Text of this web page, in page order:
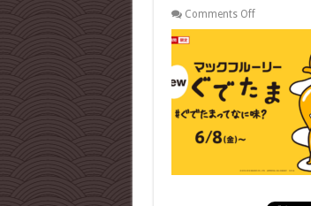
Comments Offon
แมค
ลด์
เดท
ามะ
ทั้งMcFlurry